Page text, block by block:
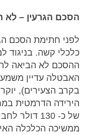
הסכם הגרעין – לא
לפני חתימת הסכם
כלכלי קשה. בניגוד
ההסכם לא הביאה
האבטלה עדיין
בקרב הצעירים),
הירידה הדרמטית
ממשיכה הכלכלה